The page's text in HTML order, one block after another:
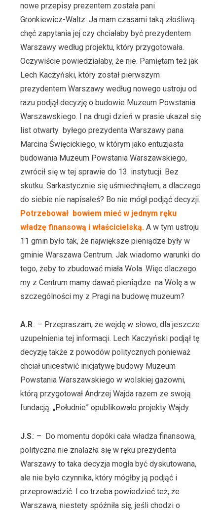
nowe przepisy prezentem została pani
Gronkiewicz-Waltz. Ja mam czasami taką złośliwą
chęć zapytania jej czy chciałaby być prezydentem
Warszawy według projektu, który przygotowała.
Oczywiście powiedziałaby, że nie. Pamiętam też jak
Lech Kaczyński, który został pierwszym
prezydentem Warszawy według nowego ustroju od
razu podjął decyzję o budowie Muzeum Powstania
Warszawskiego. I na drugi dzień w prasie ukazał się
list otwarty byłego prezydenta Warszawy pana
Marcina Święcickiego, w którym jako entuzjasta
budowania Muzeum Powstania Warszawskiego,
zwrócił się w tej sprawie do 13. instytucji. Bez
skutku. Sarkastycznie się uśmiechnąłem, a dlaczego
do siebie nie napisałeś? Bo nie mógł podjąć decyzji.
Potrzebował bowiem mieć w jednym ręku
władzę finansową i właścicielską. A w tym ustroju
11 gmin było tak, że największe pieniądze były w
gminie Warszawa Centrum. Jak wiadomo warunki do
tego, żeby to zbudować miała Wola. Więc dlaczego
my z Centrum mamy dawać pieniądze na Wolę a w
szczególności my z Pragi na budowę muzeum?
A.R.: – Przepraszam, że wejdę w słowo, dla jeszcze
uzupełnienia tej informacji. Lech Kaczyński podjął tę
decyzję także z powodów politycznych ponieważ
chciał unicestwić inicjatywę budowy Muzeum
Powstania Warszawskiego w wolskiej gazowni,
którą przygotował Andrzej Wajda razem ze swoją
fundacją. „Południe” opublikowało projekty Wajdy.
J.S.: – Do momentu dopóki cała władza finansowa,
polityczna nie znalazła się w ręku prezydenta
Warszawy to taka decyzja mogła być dyskutowana,
ale nie było czynnika, który mógłby ją podjąć i
przeprowadzić. I co trzeba powiedzieć też, że
Warszawa, niestety spóźniła się, jeśli chodzi o